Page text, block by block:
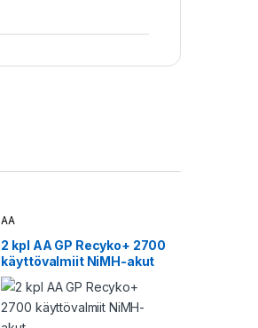
AA
2 kpl AA GP Recyko+ 2700
käyttövalmiit NiMH-akut